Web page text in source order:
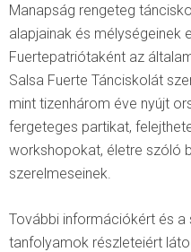
Manapság rengeteg
alapjainak és mélységeinek
Fuertepatriótaként az
Salsa Fuerte Tánciskolát
mint tizenhárom éve nyújt
fergeteges partikat,
workshopokat, életre szóló
szerelmeseinek.
További információkért és a
tanfolyamok részleteiért